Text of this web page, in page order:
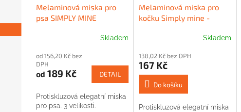
Melaminová miska pro
psa SIMPLY MINE
Skladem
od 156,20 Kč bez
DPH
od 189 Kč DETAIL
Protiskluzová elegatní miska
pro psa. 3 velikosti.
Melaminová miska pro
kočku Simply mine -
Skladem
138,02 Kč bez DPH
167 Kč
Do košíku
Protiskluzová elegatní miska